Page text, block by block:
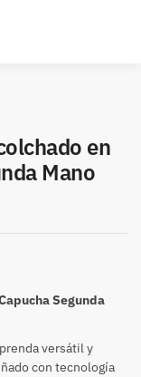
en
Mano
Segunda
versátil y
con tecnología